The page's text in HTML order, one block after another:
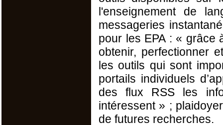
l'enseignement de
messageries
pour les EPA : « grâce
obtenir, perfectionner
les outils qui sont
portails individuels
des flux RSS les
intéressent » ;
de futures recherches.